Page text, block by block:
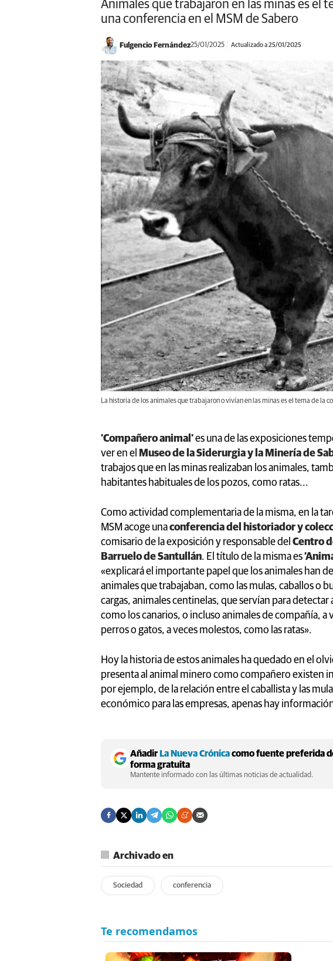
Animales que trabajaron en las minas es el
una conferencia en el MSM de Sabero
Fulgencio Fernández25/01/2025 Actualizado a 25/01/2025
La historia de los animales que trabajaron o vivían en las minas es el tema de la
'Compañero animal'es una de las exposiciones
ver en el Museo de la Siderurgia y la Minería de
trabajos que en las minas realizaban los animales,
habitantes habituales de los pozos, como ratas...
Como actividad complementaria de la misma, en la
MSM acoge unaconferencia del historiador y
comisario de la exposición y responsable del Centro
Barruelo de Santullán. El título de la misma es
«explicará el importante papel que los animales han
animales que trabajaban, como las mulas, caballos o
cargas, animales centinelas, que servían para
como los canarios, o incluso animales de compañía,
perros o gatos, a veces molestos, como las ratas».
Hoy la historia de estos animales ha quedado en el
presenta al animal minero como compañero existen
por ejemplo, de la relación entre el caballista y las
económico para las empresas, apenas hay
AñadirLa Nueva Crónicacomo fuente preferida
forma gratuita
Mantente informado con las últimas noticias de actualidad.
Archivado en
Sociedad conferencia